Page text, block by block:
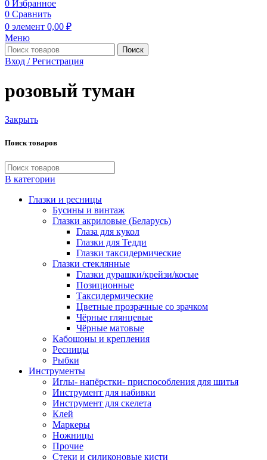
0 Избранное
0 Сравнить
0 элемент 0,00 ₽
Меню
Поиск
Вход / Регистрация
розовый туман
Закрыть
Поиск товаров
В категории
Глазки и ресницы
Бусины и винтаж
Глазки акриловые (Беларусь)
Глаза для кукол
Глазки для Тедди
Глазки таксидермические
Глазки стеклянные
Глазки дурашки/крейзи/косые
Позиционные
Таксидермические
Цветные прозрачные со зрачком
Чёрные глянцевые
Чёрные матовые
Кабошоны и крепления
Ресницы
Рыбки
Инструменты
Иглы- напёрстки- приспособления для шитья
Инструмент для набивки
Инструмент для скелета
Клей
Маркеры
Ножницы
Прочие
Стеки и силиконовые кисти